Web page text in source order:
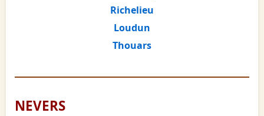
Richelieu
Loudun
Thouars
NEVERS